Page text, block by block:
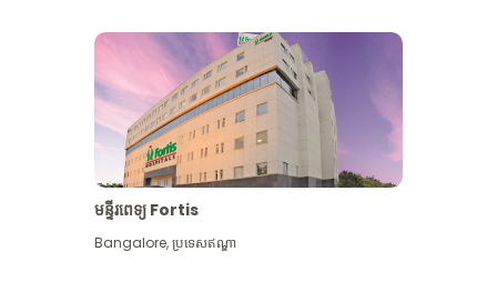
មន្ទីរពេទ្យ Fortis
Bangalore,ប្រទេសឥណ្ឌា